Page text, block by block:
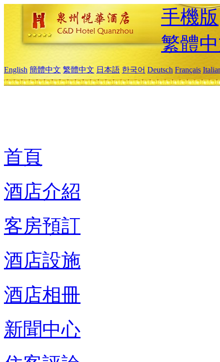
手機版
繁體
English 簡體中文 繁體中文 日本語 한국어 Deutsch Français
首頁
酒店介紹
客房預訂
酒店設施
酒店相冊
新聞中心